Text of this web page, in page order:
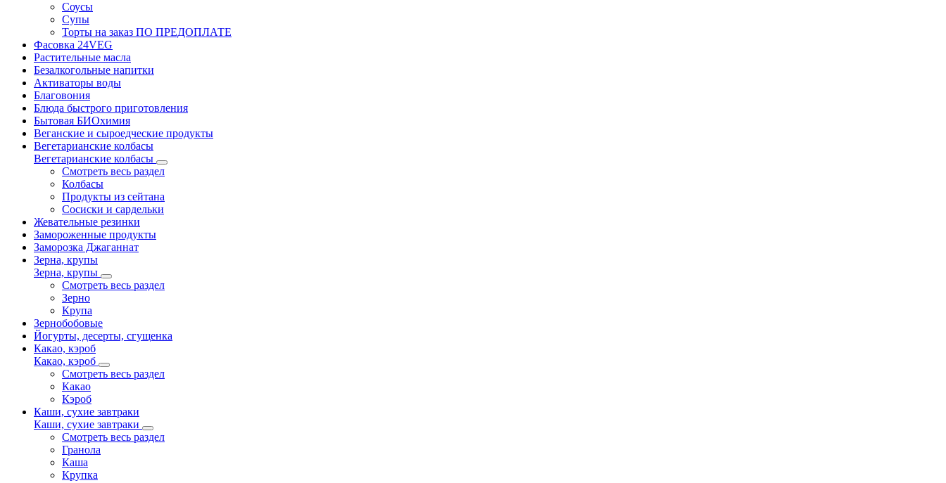
Соусы
Супы
Торты на заказ ПО ПРЕДОПЛАТЕ
Фасовка 24VEG
Растительные масла
Безалкогольные напитки
Активаторы воды
Благовония
Блюда быстрого приготовления
Бытовая БИОхимия
Веганские и сыроедческие продукты
Вегетарианские колбасы
Вегетарианские колбасы
Смотреть весь раздел
Колбасы
Продукты из сейтана
Сосиски и сардельки
Жевательные резинки
Замороженные продукты
Заморозка Джаганнат
Зерна, крупы
Зерна, крупы
Смотреть весь раздел
Зерно
Крупа
Зернобобовые
Йогурты, десерты, сгущенка
Какао, кэроб
Какао, кэроб
Смотреть весь раздел
Какао
Кэроб
Каши, сухие завтраки
Каши, сухие завтраки
Смотреть весь раздел
Гранола
Каша
Крупка